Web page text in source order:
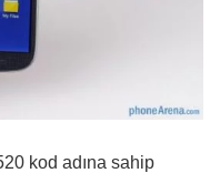
kod adına sahip